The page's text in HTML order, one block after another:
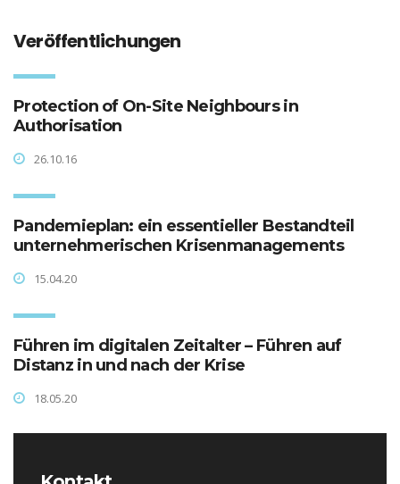
Veröffentlichungen
Protection of On-Site Neighbours in
Authorisation
26.10.16
Pandemieplan: ein essentieller Bestandteil
unternehmerischen Krisenmanagements
15.04.20
Führen im digitalen Zeitalter – Führen auf
Distanz in und nach der Krise
18.05.20